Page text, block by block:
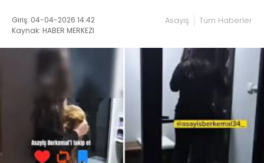
Giriş: 04-04-2026 14:42
Kaynak: HABER MERKEZI
Asayiş Tüm Haberler